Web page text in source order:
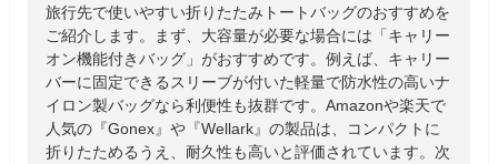
旅行先で使いやすい折りたたみトートバッグのおすすめを
ご紹介します。まず、大容量が必要な場合には「キャリー
オン機能付きバッグ」がおすすめです。例えば、キャリー
バーに固定できるスリーブが付いた軽量で防水性の高いナ
イロン製バッグなら利便性も抜群です。Amazonや楽天で
人気の『Gonex』や『Wellark』の製品は、コンパクトに
折りたためるうえ、耐久性も高いと評価されています。次